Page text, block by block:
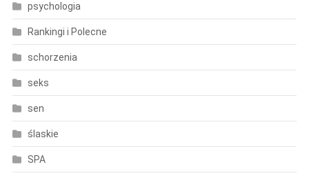
psychologia
Rankingi i Polecne
schorzenia
seks
sen
ślaskie
SPA